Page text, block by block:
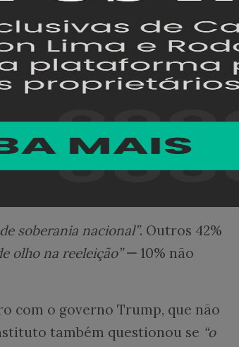
não saber opinar.
já usaram o sistema de
um Pixaprovam a ferramenta.
interpretaram a reação de
em defesa do Pix. Nesse quesito, os
soberania nacional”. Outros 42%
olho na reeleição” — 10% não
com o governo Trump, que não
também questionou se “o